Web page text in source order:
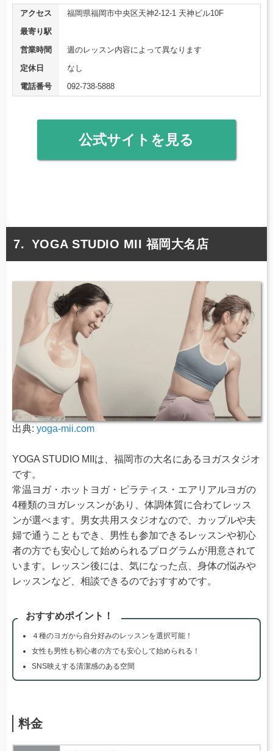
アクセス
福岡県福岡市中央区天神2-12-1 天神ビル10F
最寄り駅
営業時間
週のレッスン内容によって異なります
定休日
なし
電話番号
092-738-5888
公式サイトを見る
YOGA STUDIO MII 福岡大名店
出典: yoga-mii.com
YOGA STUDIO MIIは、福岡市の大名にあるヨガスタジオ
です。
常温ヨガ・ホットヨガ・ピラティス・エアリアルヨガの
4種類のヨガレッスンがあり、体調体質に合わてレッス
ンが選べます。男女共用スタジオなので、カップルや夫
婦で通うこともでき、男性も参加できるレッスンや初心
者の方でも安心して始められるプログラムが用意されて
います。レッスン後には、気になった点、身体の悩みや
レッスンなど、相談できるのでおすすめです。
おすすめポイント！
４種のヨガから自分好みのレッスンを選択可能！
女性も男性も初心者の方でも安心して始められる！
SNS映えする清潔感のある空間
料金